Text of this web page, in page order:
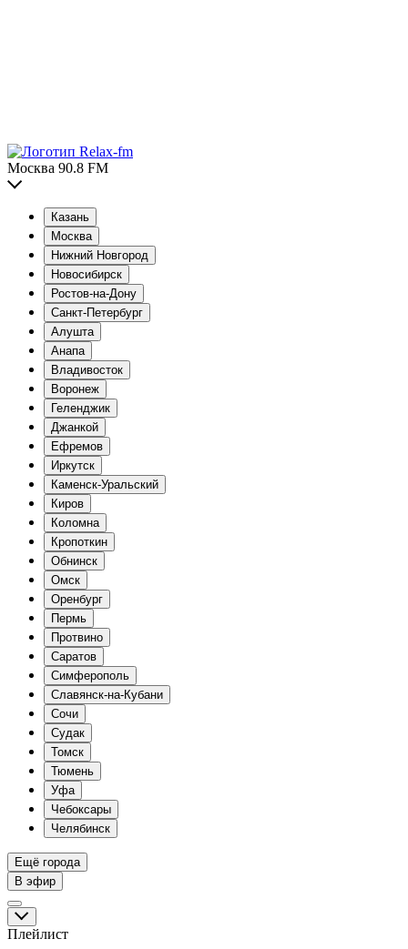
Москва 90.8 FM
Казань
Москва
Нижний Новгород
Новосибирск
Ростов-на-Дону
Санкт-Петербург
Алушта
Анапа
Владивосток
Воронеж
Геленджик
Джанкой
Ефремов
Иркутск
Каменск-Уральский
Киров
Коломна
Кропоткин
Обнинск
Омск
Оренбург
Пермь
Протвино
Саратов
Симферополь
Славянск-на-Кубани
Сочи
Судак
Томск
Тюмень
Уфа
Чебоксары
Челябинск
Ещё города
В эфир
Плейлист